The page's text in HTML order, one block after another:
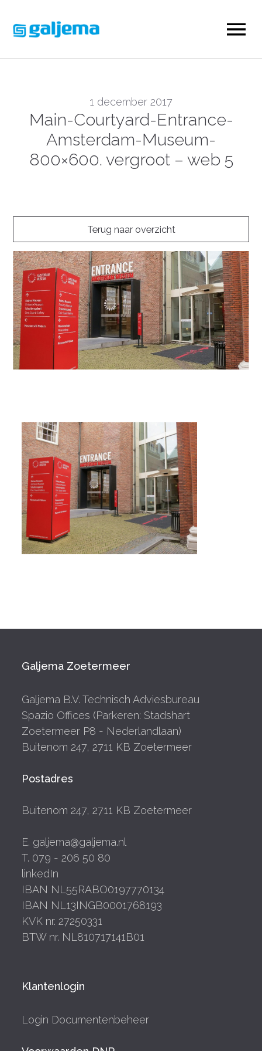
1 december 2017
Main-Courtyard-Entrance-
Amsterdam-Museum-
800×600. vergroot – web 5
Terug naar overzicht
Galjema Zoetermeer
Galjema B.V. Technisch Adviesbureau
Spazio Offices (Parkeren: Stadshart
Zoetermeer P8 - Nederlandlaan)
Buitenom 247, 2711 KB Zoetermeer
Postadres
Buitenom 247, 2711 KB Zoetermeer
E. galjema@galjema.nl
T. 079 - 206 50 80
linkedIn
IBAN NL55RABO0197770134
IBAN NL13INGB0001768193
KVK nr. 27250331
BTW nr. NL810717141B01
Klantenlogin
Login Documentenbeheer